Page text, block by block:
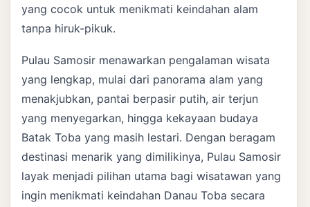
yang cocok untuk menikmati keindahan alam
tanpa hiruk-pikuk.
Pulau Samosir menawarkan pengalaman wisata
yang lengkap, mulai dari panorama alam yang
menakjubkan, pantai berpasir putih, air terjun
yang menyegarkan, hingga kekayaan budaya
Batak Toba yang masih lestari. Dengan beragam
destinasi menarik yang dimilikinya, Pulau Samosir
layak menjadi pilihan utama bagi wisatawan yang
ingin menikmati keindahan Danau Toba secara